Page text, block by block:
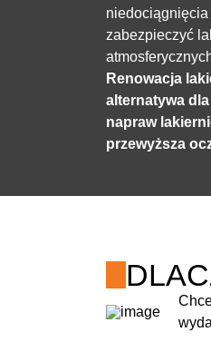
zabezpieczyć
Renowacja
alternatywa
napraw
przewyższa